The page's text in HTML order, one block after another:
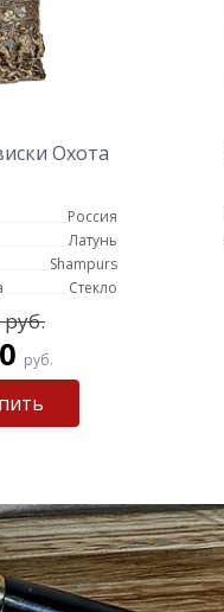
Охота
Россия
Латунь
Shampurs
Стекло
руб.